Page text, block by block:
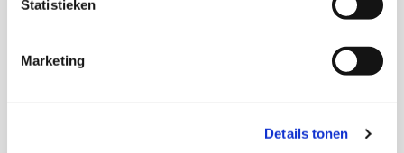
Statistieken
Marketing
Details tonen